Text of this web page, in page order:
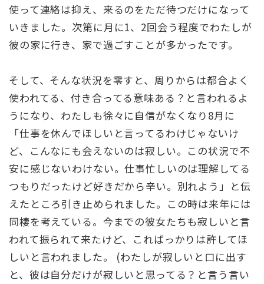
使って連絡は抑え、来るのをただ待つだけになって
いきました。次第に月に1、2回会う程度でわたしが
彼の家に行き、家で過ごすことが多かったです。
そして、そんな状況を零すと、周りからは都合よく
使われてる、付き合ってる意味ある？と言われるよ
うになり、わたしも徐々に自信がなくなり8月に
「仕事を休んでほしいと言ってるわけじゃないけ
ど、こんなにも会えないのは寂しい。この状況で不
安に感じないわけない。仕事忙しいのは理解してる
つもりだったけど好きだから辛い。別れよう」と伝
えたところ引き止められました。この時は来年には
同棲を考えている。今までの彼女たちも寂しいと言
われて振られて来たけど、こればっかりは許してほ
しいと言われました。 (わたしが寂しいと口に出す
と、彼は自分だけが寂しいと思ってる？と言う言い